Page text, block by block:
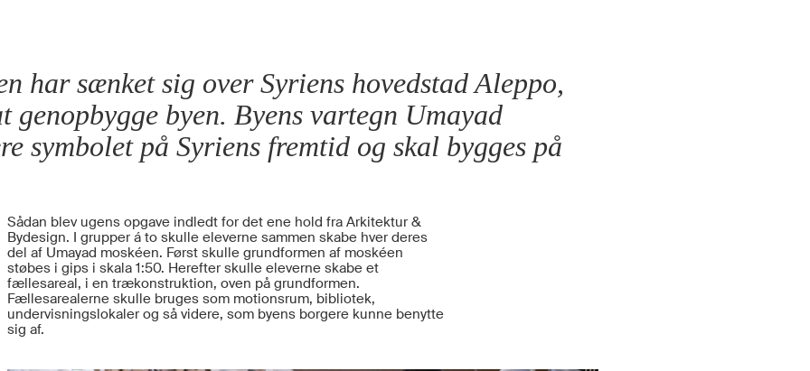
har sænket sig over Syriens hovedstad Aleppo,
genopbygge byen. Byens vartegn Umayad
symbolet på Syriens fremtid og skal bygges på
Sådan blev ugens opgave indledt for det ene hold fra Arkitektur &
Bydesign. I grupper á to skulle eleverne sammen skabe hver deres
del af Umayad moskéen. Først skulle grundformen af moskéen
støbes i gips i skala 1:50. Herefter skulle eleverne skabe et
fællesareal, i en trækonstruktion, oven på grundformen.
Fællesarealerne skulle bruges som motionsrum, bibliotek,
undervisningslokaler og så videre, som byens borgere kunne benytte
sig af.